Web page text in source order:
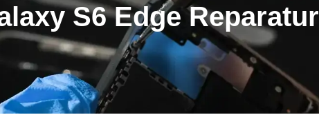
S6 Edge Reparatur